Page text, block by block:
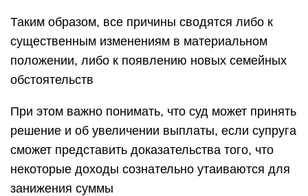
Таким образом, все причины сводятся либо к
существенным изменениям в материальном
положении, либо к появлению новых семейных
обстоятельств
При этом важно понимать, что суд может принять
решение и об увеличении выплаты, если супруга
сможет представить доказательства того, что
некоторые доходы сознательно утаиваются для
занижения суммы